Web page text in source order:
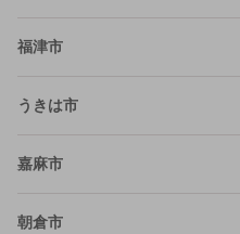
福津市
うきは市
嘉麻市
朝倉市